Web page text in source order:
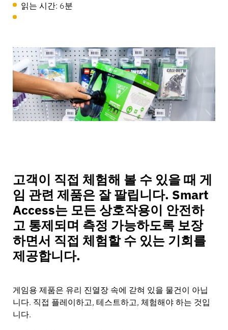
접근 제어
판매 시점
연동 스토어
DIY 및 집 꾸미기
대형마트 & 식료품점
이동통신사
스포츠 용품
전문 소매점
스포츠 & 엔터테인먼트
Zips
상품 진열 보안
스마트 도어락
센서 태그 및 분리 장치
태블릿 스탠드
지속가능성
InVue에서의 커리어
비즈니스 파트너
문의하기
사용 설명서
기술 사양
카탈로그
뉴스
읽는 시간: 6분
고객이 직접 체험해 볼 수 있을 때 게
임 관련 제품은 잘 팔립니다. Smart
Access는 모든 상호작용이 안전하
고 통제되며 측정 가능하도록 보장
하면서 직접 체험할 수 있는 기회를
제공합니다.
게임용 제품은 유리 진열장 속에 갇혀 있을 물건이 아닙
니다. 직접 플레이하고, 테스트하고, 체험해야 하는 것입
니다.